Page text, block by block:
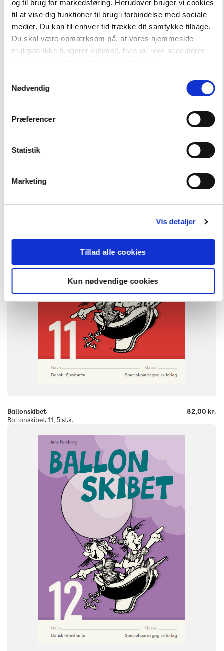
og til brug for markedsføring. Herudover bruger vi cookies
til at vise dig funktioner til brug i forbindelse med sociale
medier. Du kan til enhver tid trække dit samtykke tilbage.
Du skal være opmærksom på, at vores hjemmeside
muligvis ikke fungerer optimalt, hvis du ikke accepterer
Nødvendig
Præferencer
Statistik
Marketing
Vis detaljer
Tillad alle cookies
Kun nødvendige cookies
Tryllestaven Stavekursus
82,00 kr.
Hent flere
Andre har også købt
FAG
NIVEAU
Engangsbog
9788771770926
Ballonskibet
Ballonskibet 11, 5 stk.
82,00 kr.
NIVEAU